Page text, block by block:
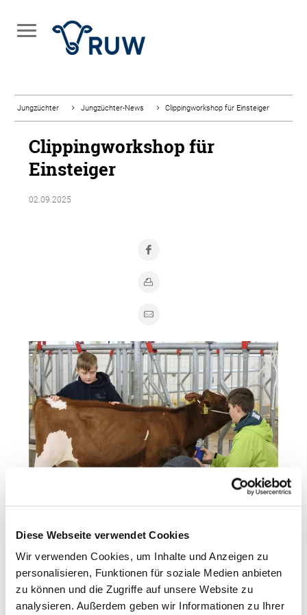
Diese Webseite verwendet Cookies
Wir verwenden Cookies, um Inhalte und Anzeigen zu
personalisieren, Funktionen für soziale Medien anbieten
zu können und die Zugriffe auf unsere Website zu
analysieren. Außerdem geben wir Informationen zu Ihrer
Jungzüchter Jungzüchter-News Clippingworkshop für Einsteiger
Clippingworkshop für
Einsteiger
02.09.2025
Zu zweit werdet ihr jeweils an einem Tier die
Grundkenntnisse des Scherens unter Anleitung von
erfahrenen Clippern lernen.
Teilnehmerzahl:max. 20 Personen (keine